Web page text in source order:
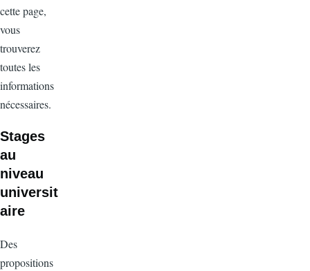
cette page,
vous
trouverez
toutes les
informations
nécessaires.
Stages
au
niveau
universit
aire
Des
propositions